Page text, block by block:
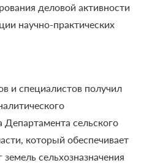
деловой активности
научно-практических
и специалистов получил
сельского
который обеспечивает
сельхозназначения